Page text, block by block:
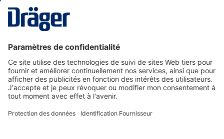
Nous contacter
Service de e-commande Dräger
Informations sur les produits